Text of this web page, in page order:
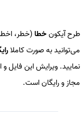
طرح آیکونخطا(خطر،
می‌توانید به صورت کاملا
نمایید. ویرایش این فایل
مجاز و رایگان است.